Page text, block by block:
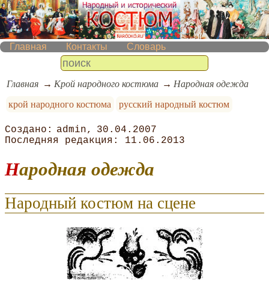
Главная Контакты Словарь
Главная Крой народного костюма
Народная одежда
крой народного костюма
русский народный костюм
admin
30.04.2007
11.06.2013
Народная одежда
Народный костюм на сцене